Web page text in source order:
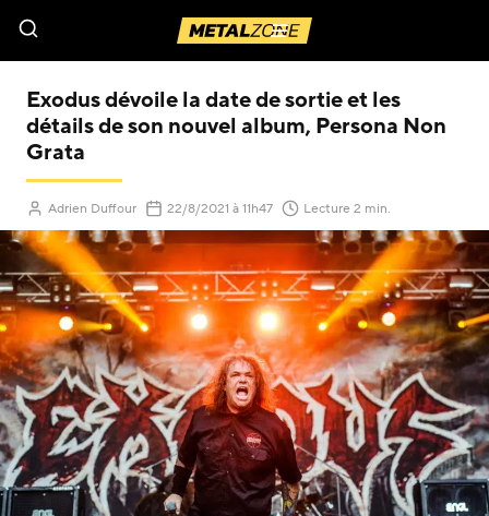
Menu
Exodus dévoile la date de sortie et les
détails de son nouvel album, Persona Non
Grata
Adrien Duffour 22/8/2021 (Mis à jour le )
à 11h47 Lecture 2 min.